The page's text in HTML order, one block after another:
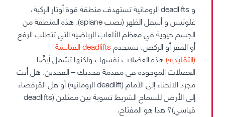
وdeadlifts الرومانية
تستهدف منطقة قوة أوتار الركبة،
غلوتيس و أسفل الظهر (نصب spiane). هذه المنطقة من
الجسم حيوية في معظم الألعاب الرياضية التي تتطلب الرفع
أو القفز أو الركض. تستخدم
deadlifts القياسية
(التقليدية)هذه العضلات نفسها ، ولكنها تشمل أيضًا
العضلات الموجودة في مقدمة فخذيك – الفخذين. هل أنت
مجرد الانحناء إلى الأمام (deadlift الرومانية) أو هل القرفصاء
إلى الأرض للسماح الشريط تسوية بين ممثلين (deadlifts
قياسي)؟ هذا هو المفتاح.